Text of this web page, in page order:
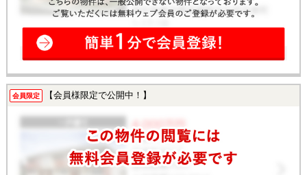
会員限定 【会員様限定で公開中！】